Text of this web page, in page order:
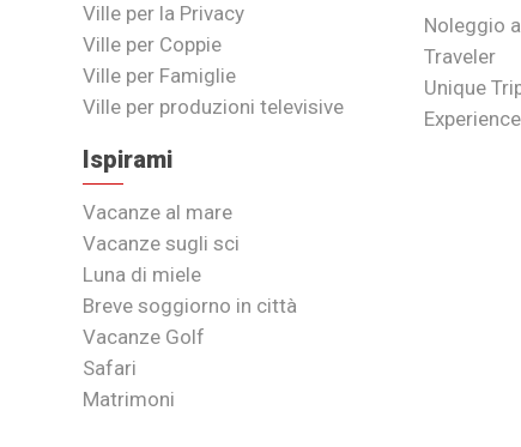
Ville per la Privacy
Ville per Coppie
Ville per Famiglie
Ville per produzioni televisive
Ispirami
Vacanze al mare
Vacanze sugli sci
Luna di miele
Breve soggiorno in città
Vacanze Golf
Safari
Matrimoni
Noleggio
Traveler
Unique